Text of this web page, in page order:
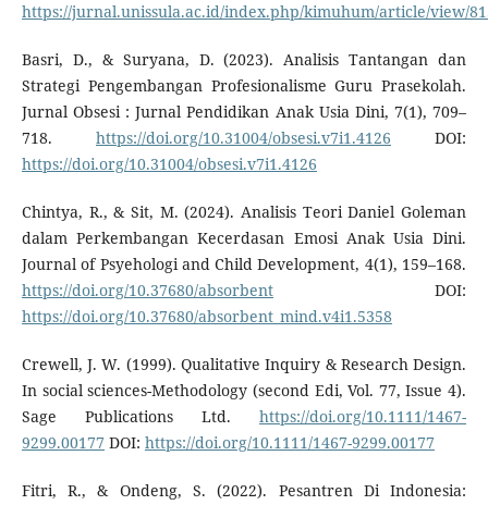
https://jurnal.unissula.ac.id/index.php/kimuhum/article/view/
Basri, D., & Suryana, D. (2023). Analisis Tantangan dan
Strategi Pengembangan Profesionalisme Guru Prasekolah.
Jurnal Obsesi : Jurnal Pendidikan Anak Usia Dini, 7(1), 709–
718. https://doi.org/10.31004/obsesi.v7i1.4126 DOI:
https://doi.org/10.31004/obsesi.v7i1.4126
Chintya, R., & Sit, M. (2024). Analisis Teori Daniel Goleman
dalam Perkembangan Kecerdasan Emosi Anak Usia Dini.
Journal of Psyehologi and Child Development, 4(1), 159–168.
https://doi.org/10.37680/absorbentDOI:
https://doi.org/10.37680/absorbent_mind.v4i1.5358
Crewell, J. W. (1999). Qualitative Inquiry & Research Design.
In social sciences-Methodology (second Edi, Vol. 77, Issue 4).
Sage Publications Ltd.https://doi.org/10.1111/1467-
9299.00177 DOI: https://doi.org/10.1111/1467-9299.00177
Fitri, R., & Ondeng, S. (2022). Pesantren Di Indonesia: